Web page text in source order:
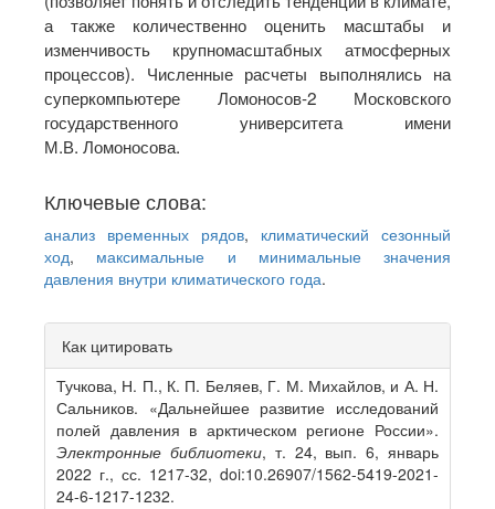
а также количественно оценить масштабы и
изменчивость крупномасштабных атмосферных
процессов). Численные расчеты выполнялись на
суперкомпьютере Ломоносов-2 Московского
государственного университета имени
М.В. Ломоносова.
Ключевые слова:
анализ временных рядов, климатический сезонный
ход, максимальные и минимальные значения
давления внутри климатического года.
Article
Details
Как цитировать
Тучкова, Н. П., К. П. Беляев, Г. М. Михайлов, и А. Н.
Сальников. «Дальнейшее развитие исследований
полей давления в арктическом регионе России».
Электронные библиотеки, т. 24, вып. 6, январь
2022 г., сс. 1217-32, doi:10.26907/1562-5419-2021-
24-6-1217-1232.